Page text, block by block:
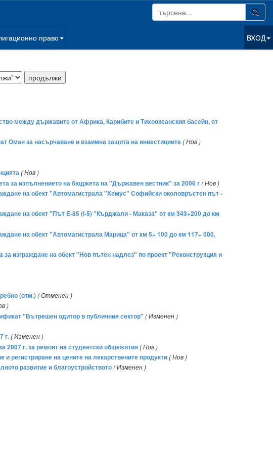
право
ВХОД
между държавите от Африка, Карибите и Тихоокеанския басейн, от
Оман за насърчаване и взаимна защита на инвестициите( Нов )
( Нов )
за изпълнението на бюджета на "Държавен вестник" за 2006 г( Нов )
на обект "Автомагистрала "Хемус" Софийски околовръстен път -
на обект "Път Е-85 (I-5) "Кърджали - Маказа" от км 343+200 до км
на обект "Автомагистрала Марица" от км 5+ 100 до км 117+ 000,
изграждане на обект "Нов пътен надлез" по проект "Реконструкция и
(отм.)( Отменен )
)
"Вътрешен одитор в публичния сектор" ( Изменен )
г.( Изменен )
2007 г. за ремонт на студентски общежития( Нов )
регистриране на цените на лекарствените продукти( Нов )
развитие и благоустройството( Изменен )